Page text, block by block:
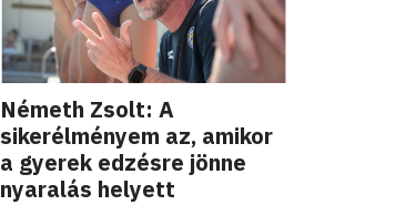
Németh Zsolt: A
sikerélményem az, amikor
a gyerek edzésre jönne
nyaralás helyett